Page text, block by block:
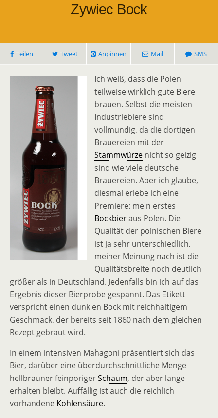
Zywiec Bock
Teilen Tweet Anpinnen Mail SMS
Ich weiß, dass die Polen
teilweise wirklich gute Biere
brauen. Selbst die meisten
Industriebiere sind
vollmundig, da die dortigen
Brauereien mit der
Stammwürze nicht so geizig
sind wie viele deutsche
Brauereien. Aber ich glaube,
diesmal erlebe ich eine
Premiere: mein erstes
Bockbieraus Polen. Die
Qualität der polnischen Biere
ist ja sehr unterschiedlich,
meiner Meinung nach ist die
Qualitätsbreite noch deutlich
größer als in Deutschland. Jedenfalls bin ich auf das
Ergebnis dieser Bierprobe gespannt. Das Etikett
verspricht einen dunklen Bock mit reichhaltigem
Geschmack, der bereits seit 1860 nach dem gleichen
Rezept gebraut wird.
In einem intensiven Mahagoni präsentiert sich das
Bier, darüber eine überdurchschnittliche Menge
hellbrauner feinporigerSchaum, der aber lange
erhalten bleibt. Auffällig ist auch die reichlich
vorhandene Kohlensäure.